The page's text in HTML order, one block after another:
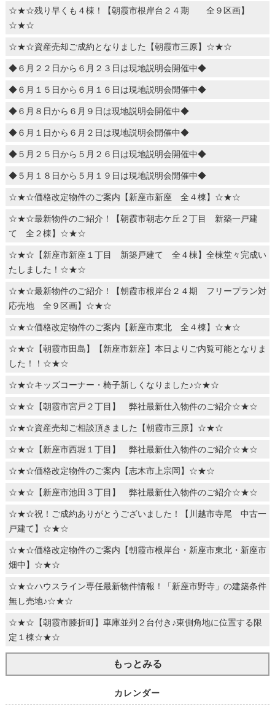
☆★☆残り早くも４棟！【朝霞市根岸台２４期 全９区画】
☆★☆
☆★☆資産売却ご成約となりました【朝霞市三原】☆★☆
◆６月２２日から６月２３日は現地説明会開催中◆
◆６月１５日から６月１６日は現地説明会開催中◆
◆６月８日から６月９日は現地説明会開催中◆
◆６月１日から６月２日は現地説明会開催中◆
◆５月２５日から５月２６日は現地説明会開催中◆
◆５月１８日から５月１９日は現地説明会開催中◆
☆★☆価格改定物件のご案内【新座市新座 全４棟】☆★☆
☆★☆最新物件のご紹介！【朝霞市朝志ケ丘２丁目 新築一戸建
て 全２棟】☆★☆
☆★☆【新座市新座１丁目 新築戸建て 全４棟】全棟堂々完成い
たしました！☆★☆
☆★☆最新物件のご紹介！【朝霞市根岸台２４期 フリープラン対
応売地 全９区画】☆★☆
☆★☆価格改定物件のご案内【新座市東北 全４棟】☆★☆
☆★☆【朝霞市田島】【新座市新座】本日よりご内覧可能となりま
した！！☆★☆
☆★☆キッズコーナー・椅子新しくなりました♪☆★☆
☆★☆【朝霞市宮戸２丁目】 弊社最新仕入物件のご紹介☆★☆
☆★☆資産売却ご相談頂きました【朝霞市三原】☆★☆
☆★☆【新座市西堀１丁目】 弊社最新仕入物件のご紹介☆★☆
☆★☆価格改定物件のご案内【志木市上宗岡】☆★☆
☆★☆【新座市池田３丁目】 弊社最新仕入物件のご紹介☆★☆
☆★☆祝！ご成約ありがとうございました！【川越市寺尾 中古一
戸建て】☆★☆
☆★☆価格改定物件のご案内【朝霞市根岸台・新座市東北・新座市
畑中】☆★☆
☆★☆ハウスライン専任最新物件情報！「新座市野寺」の建築条件
無し売地♪☆★☆
☆★☆【朝霞市膝折町】車庫並列２台付き♪東側角地に位置する限
定１棟☆★☆
もっとみる
カレンダー